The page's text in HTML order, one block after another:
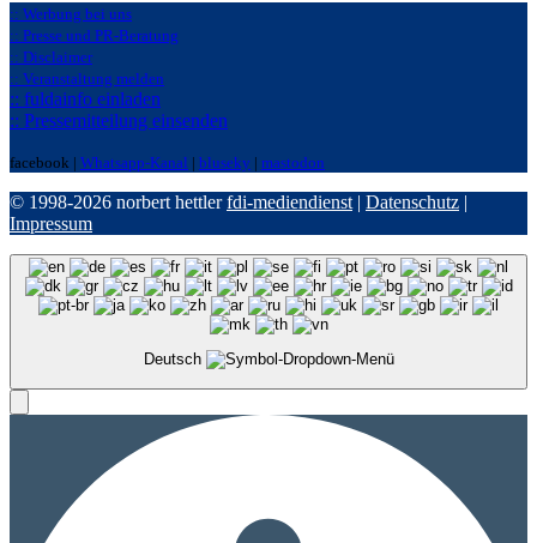
:: Werbung bei uns
:: Presse und PR-Beratung
:: Disclaimer
:: Veranstaltung melden
:: fuldainfo einladen
:: Pressemitteilung einsenden
facebook | Whatsapp-Kanal | bluseky | mastodon
© 1998-2026 norbert hettlerfdi-mediendienst | Datenschutz |
Impressum
Deutsch